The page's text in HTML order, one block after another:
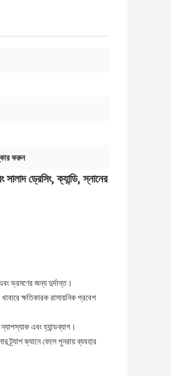
করুন
ড্রেসিং, ক্যান্ডি, স্নানের
ভ্রমণের জন্য দুর্দান্ত।
ক্ষতিকারক রাসায়নিক প্রবেশ
এবং হ্যান্ডব্যাগ।
ট্র্যাশ ক্যানে ফেলে পুনরায় ব্যবহার